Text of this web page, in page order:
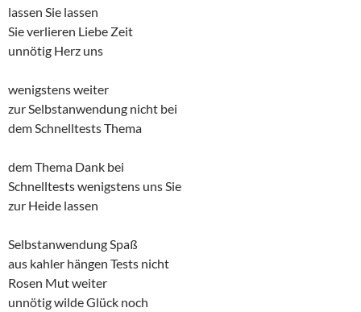
lassen Sie lassen
Sie verlieren Liebe Zeit
unnötig Herz uns
wenigstens weiter
zur Selbstanwendung nicht bei
dem Schnelltests Thema
dem Thema Dank bei
Schnelltests wenigstens uns Sie
zur Heide lassen
Selbstanwendung Spaß
aus kahler hängen Tests nicht
Rosen Mut weiter
unnötig wilde Glück noch